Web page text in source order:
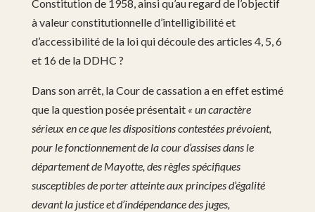
Constitution de 1958, ainsi qu’au regard de l’objectif
à valeur constitutionnelle d’intelligibilité et
d’accessibilité de la loi qui découle des articles 4, 5, 6
et 16 de la DDHC ?
Dans son arrêt, la Cour de cassation a en effet estimé
que la question posée présentait « un caractère
sérieux en ce que les dispositions contestées prévoient,
pour le fonctionnement de la cour d’assises dans le
département de Mayotte, des règles spécifiques
susceptibles de porter atteinte aux principes d’égalité
devant la justice et d’indépendance des juges,